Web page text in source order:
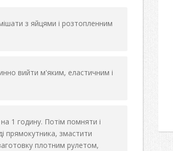
з яйцями і розтопленним
вийти м'яким, еластичним і
1 годину. Потім помняти і
прямокутника, змастити
плотним рулетом,